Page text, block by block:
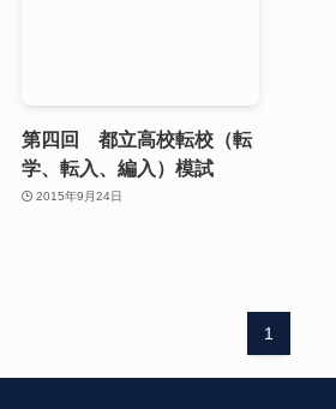
第四回 都立高校転校（転
学、転入、編入）模試
2015年9月24日
1